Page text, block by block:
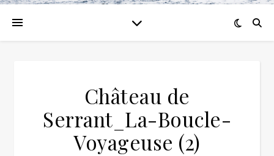
Château de
Serrant_La-Boucle-
Voyageuse (2)